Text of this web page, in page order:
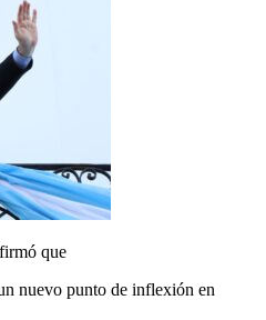
que
nuevo punto de inflexión en